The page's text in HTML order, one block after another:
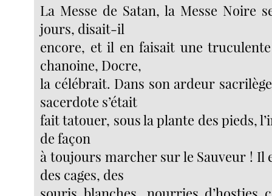
La Messe de Satan, la Messe Noire
jours, disait-il
encore, et il en faisait une
chanoine, Docre,
la célébrait. Dans son ardeur
sacerdote s’était
fait tatouer, sous la plante des pieds,
de façon
à toujours marcher sur le Sauveur ! Il
des cages, des